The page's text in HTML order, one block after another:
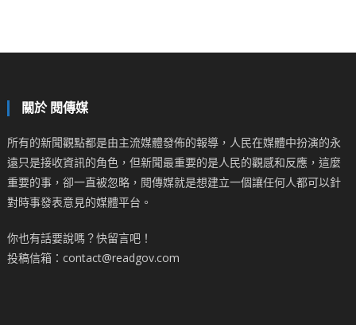
關於 閱傳媒
所有的新聞觀點都是由主流媒體發佈的報導，人民在媒體中扮演的永
遠只是接收資訊的角色，但新聞最重要的是人民的觀感和反應，這麼
重要的事，卻一直被忽略，閱傳媒就是想建立一個讓任何人都可以針
對時事發表意見的媒體平台。
你也有話要說嗎？快留言吧！
投稿信箱：contact@readgov.com